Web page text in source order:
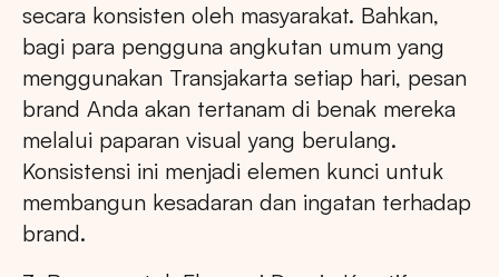
secara konsisten oleh masyarakat. Bahkan,
bagi para pengguna angkutan umum yang
menggunakan Transjakarta setiap hari, pesan
brand Anda akan tertanam di benak mereka
melalui paparan visual yang berulang.
Konsistensi ini menjadi elemen kunci untuk
membangun kesadaran dan ingatan terhadap
brand.